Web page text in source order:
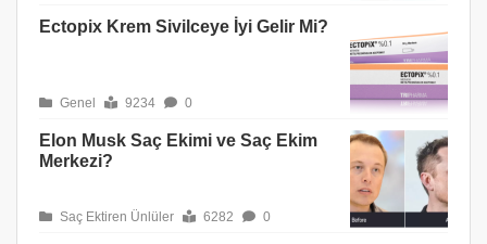
Ectopix Krem Sivilceye İyi Gelir Mi?
Genel 9234 0
Elon Musk Saç Ekimi ve Saç Ekim
Merkezi?
Saç Ektiren Ünlüler 6282 0